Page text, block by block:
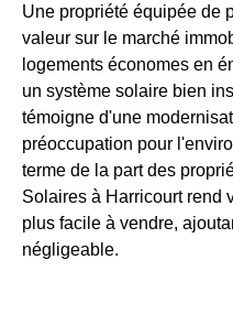
Une propriété équipée de
valeur sur le marché
logements économes en
un système solaire bien
témoigne d'une
préoccupation pour
terme de la part des
Solaires à Harricourt rend
plus facile à vendre,
négligeable.